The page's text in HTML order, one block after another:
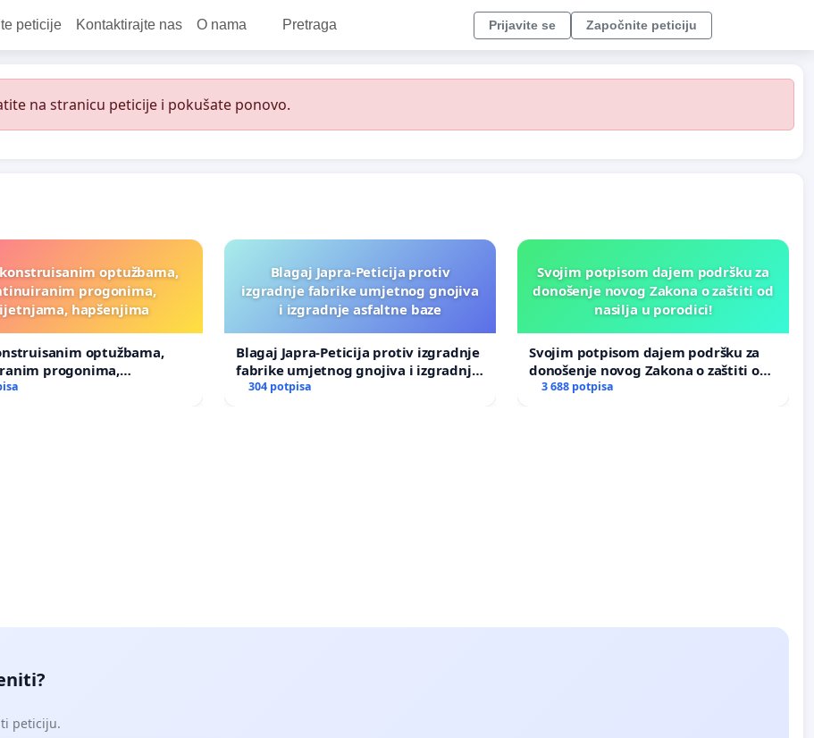
peticije Kontaktirajte nas O nama Pretraga Prijavite se Započnite peticiju
na stranicu peticije i pokušate ponovo.
optužbama,
progonima,
hapšenjima
optužbama,
progonima,
hapšenjima
Blagaj Japra-Peticija protiv
izgradnje fabrike umjetnog gnojiva
i izgradnje asfaltne baze
Blagaj Japra-Peticija protiv izgradnje
fabrike umjetnog gnojiva i izgradnje
asfaltne baze
304 potpisa
Svojim potpisom dajem podršku za
donošenje novog Zakona o zaštiti od
nasilja u porodici!
Svojim potpisom dajem podršku za
donošenje novog Zakona o zaštiti od
nasilja u porodici!
3 688 potpisa
peticiju.